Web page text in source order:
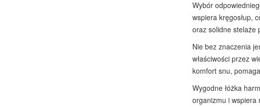
Wybór
wspiera kręgosłup,
oraz solidne stelaże
Nie bez znaczenia
właściwości przez
komfort snu,
Wygodne łóżka
organizmu i wspiera